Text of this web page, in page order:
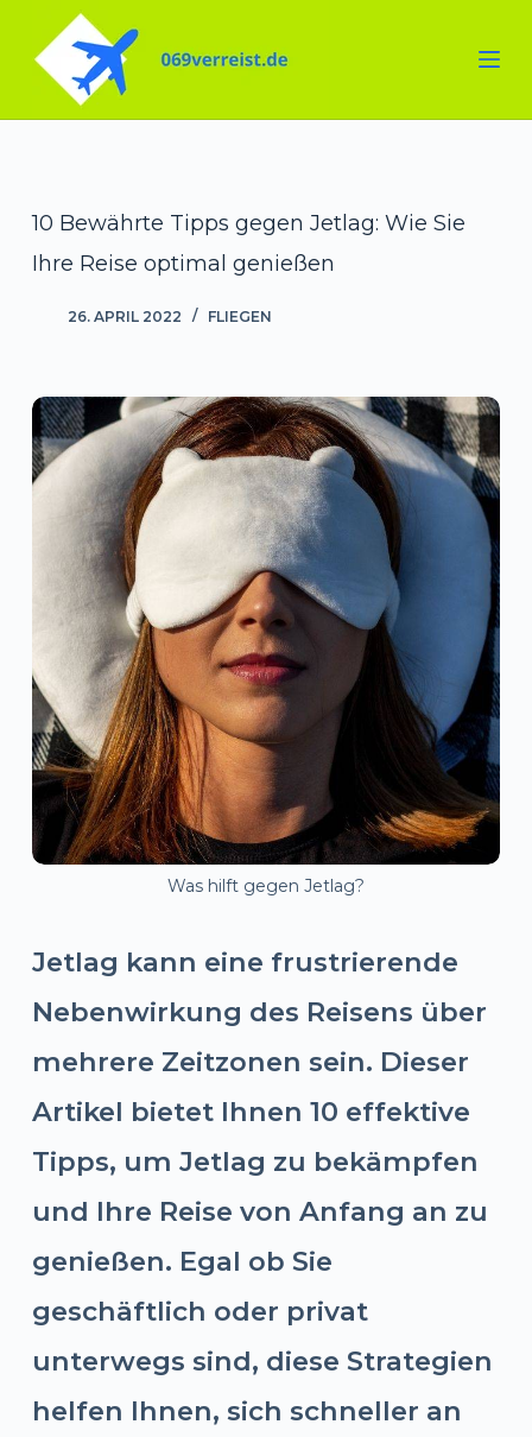
Inhalt
springen
10 Bewährte Tipps gegen Jetlag: Wie Sie
Ihre Reise optimal genießen
26. APRIL 2022 FLIEGEN
Was hilft gegen Jetlag?
Jetlag kann eine frustrierende
Nebenwirkung des Reisens über
mehrere Zeitzonen sein. Dieser
Artikel bietet Ihnen 10 effektive
Tipps, um Jetlag zu bekämpfen
und Ihre Reise von Anfang an zu
genießen. Egal ob Sie
geschäftlich oder privat
unterwegs sind, diese Strategien
helfen Ihnen, sich schneller an